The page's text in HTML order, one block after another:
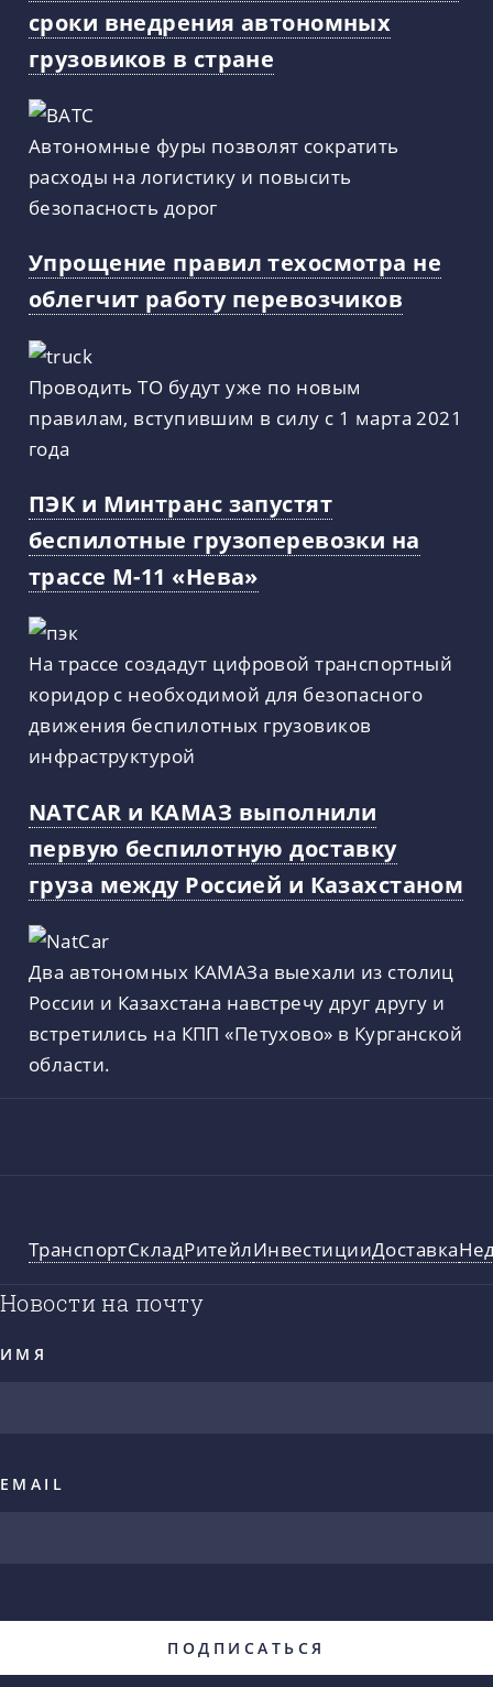
сроки внедрения автономных
грузовиков в стране
Автономные фуры позволят сократить
расходы на логистику и повысить
безопасность дорог
Упрощение правил техосмотра не
облегчит работу перевозчиков
Проводить ТО будут уже по новым
правилам, вступившим в силу с 1 марта 2021
года
ПЭК и Минтранс запустят
беспилотные грузоперевозки на
трассе М-11 «Нева»
На трассе создадут цифровой транспортный
коридор с необходимой для безопасного
движения беспилотных грузовиков
инфраструктурой
NATCAR и КАМАЗ выполнили
первую беспилотную доставку
груза между Россией и Казахстаном
Два автономных КАМАЗа выехали из столиц
России и Казахстана навстречу друг другу и
встретились на КПП «Петухово» в Курганской
области.
ТранспортСкладРитейлИнвестицииДоставка
Новости на почту
ИМЯ
EMAIL